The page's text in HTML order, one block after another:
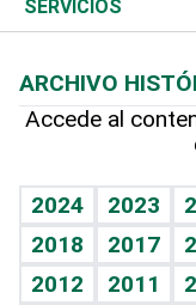
Hablando con el
Vida y familia
Eñe
Celebrando la vida
Línea de hit
TBT Deportivo
Cambio climático
Opinión
Hecho en casa
Guía del dinero
SERVICIOS
Cumpleaños
Horóscopos
Crucigramas
ARCHIVO
Accede al
2024 2023
2018
2017
2012
2011